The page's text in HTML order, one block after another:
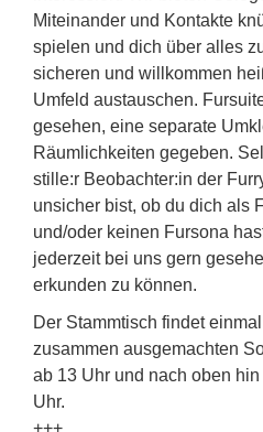
Miteinander und Kontakte
spielen und dich über alles
sicheren und willkommen
Umfeld austauschen.
gesehen, eine separate
Räumlichkeiten gegeben.
stille:r Beobachter:in der
unsicher bist, ob du dich als
und/oder keinen Fursona
jederzeit bei uns gern
erkunden zu können.
Der Stammtisch findet
zusammen ausgemachten
ab 13 Uhr und nach oben
Uhr.